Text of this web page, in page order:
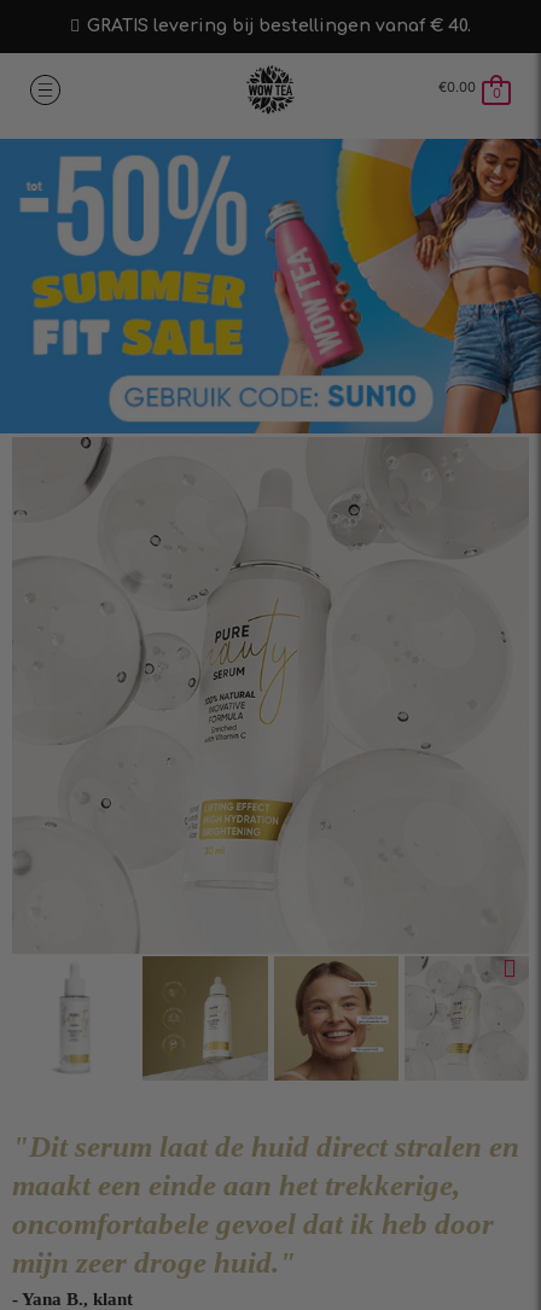
GRATIS levering bij bestellingen vanaf € 40.
€0.00 0
"Dit serum laat de huid direct stralen en
maakt een einde aan het trekkerige,
oncomfortabele gevoel dat ik heb door
mijn zeer droge huid."
- Yana B., klant